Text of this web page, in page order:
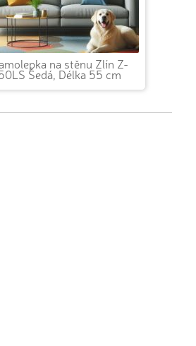
na stěnu Zlín Z-
Šedá, Délka 55 cm